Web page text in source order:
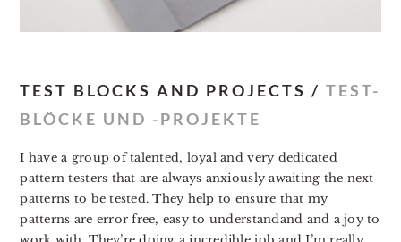
TEST BLOCKS AND PROJECTS / TEST-
BLÖCKE UND -PROJEKTE
I have a group of talented, loyal and very dedicated
pattern testers that are always anxiously awaiting the next
patterns to be tested. They help to ensure that my
patterns are error free, easy to understandand and a joy to